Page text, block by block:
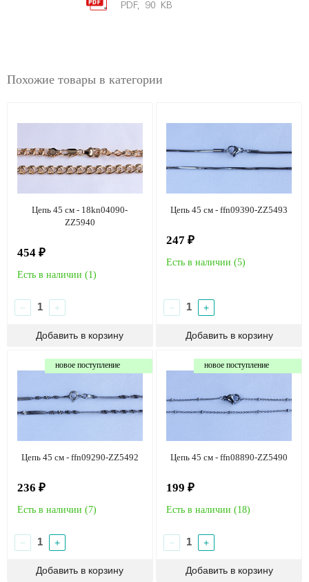
PDF, 90 KB
Похожие товары в категории
Цепь 45 см - 18kn04090-
ZZ5940
454 ₽
Есть в наличии (1 )
− +
Цепь 45 см - ffn09390-ZZ5493
247 ₽
Есть в наличии (5)
− +
новое поступление
Цепь 45 см - ffn09290-ZZ5492
236 ₽
Есть в наличии (7)
− +
новое поступление
Цепь 45 см - ffn08890-ZZ5490
199 ₽
Есть в наличии (18)
− +